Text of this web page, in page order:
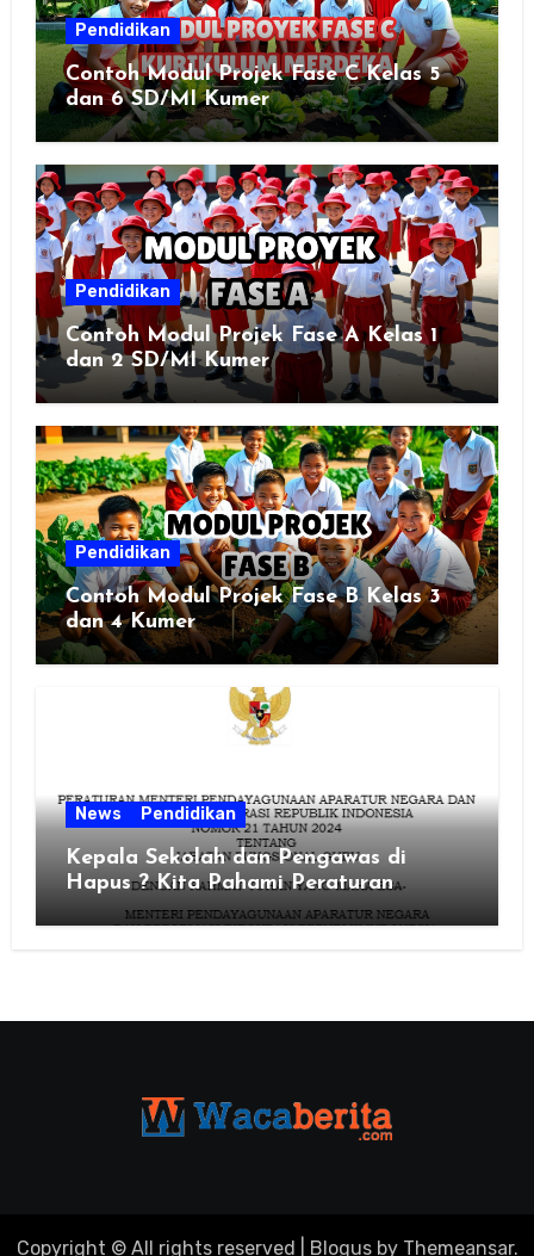
Pendidikan
Contoh Modul Projek Fase C Kelas 5
dan 6 SD/MI Kumer
Pendidikan
Contoh Modul Projek Fase A Kelas 1
dan 2 SD/MI Kumer
Pendidikan
Contoh Modul Projek Fase B Kelas 3
dan 4 Kumer
News Pendidikan
Kepala Sekolah dan Pengawas di
Hapus ? Kita Pahami Peraturan
MenPAN RB Nomor 21 Tahun 2024
Copyright © All rights reserved Blogusby Themeansar.